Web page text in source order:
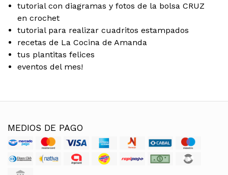
tutorial con diagramas y fotos de la bolsa CRUZ
en crochet
tutorial para realizar cuadritos estampados
recetas de La Cocina de Amanda
tus plantitas felices
eventos del mes!
MEDIOS DE PAGO